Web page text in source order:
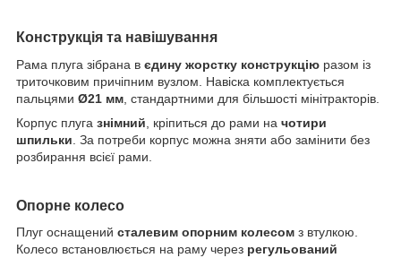
Конструкція та навішування
Рама плуга зібрана в єдину жорстку конструкцію разом із
триточковим причіпним вузлом. Навіска комплектується
пальцями Ø21 мм , стандартними для більшості мінітракторів.
Корпус плуга знімний , кріпиться до рами на чотири
шпильки . За потреби корпус можна зняти або замінити без
розбирання всієї рами.
Опорне колесо
Плуг оснащений сталевим опорним колесом з втулкою.
Колесо встановлюється на раму через регульований